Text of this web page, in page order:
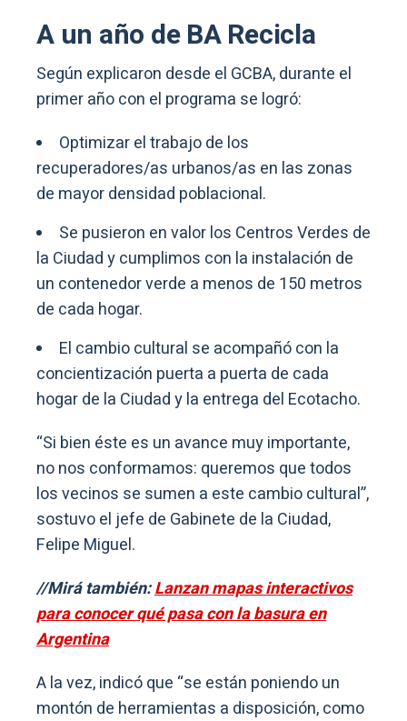
A un año de BA Recicla
Según explicaron desde el GCBA, durante el
primer año con el programa se logró:
Optimizar el trabajo de los
recuperadores/as urbanos/as en las zonas
de mayor densidad poblacional.
Se pusieron en valor los Centros Verdes de
la Ciudad y cumplimos con la instalación de
un contenedor verde a menos de 150 metros
de cada hogar.
El cambio cultural se acompañó con la
concientización puerta a puerta de cada
hogar de la Ciudad y la entrega del Ecotacho.
“Si bien éste es un avance muy importante,
no nos conformamos: queremos que todos
los vecinos se sumen a este cambio cultural”,
sostuvo el jefe de Gabinete de la Ciudad,
Felipe Miguel.
//Mirá también:Lanzan mapas interactivos
para conocer qué pasa con la basura en
Argentina
A la vez, indicó que “se están poniendo un
montón de herramientas a disposición, como